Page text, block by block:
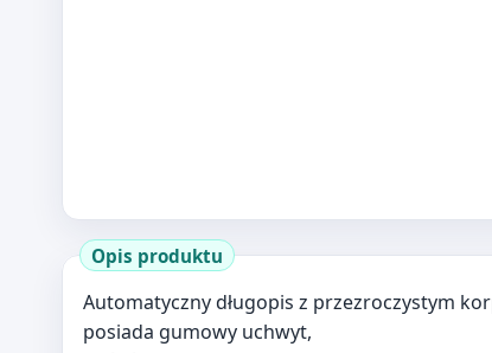
Opis produktu
Automatyczny długopis z przezroczystym
posiada gumowy uchwyt,